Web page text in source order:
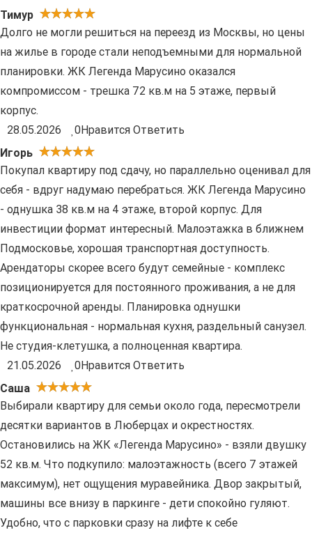
Тимур
Долго не могли решиться на переезд из Москвы, но цены
на жилье в городе стали неподъемными для нормальной
планировки. ЖК Легенда Марусино оказался
компромиссом - трешка 72 кв.м на 5 этаже, первый
корпус.
28.05.2026
0Нравится Ответить
Игорь
Покупал квартиру под сдачу, но параллельно оценивал для
себя - вдруг надумаю перебраться. ЖК Легенда Марусино
- однушка 38 кв.м на 4 этаже, второй корпус. Для
инвестиции формат интересный. Малоэтажка в ближнем
Подмосковье, хорошая транспортная доступность.
Арендаторы скорее всего будут семейные - комплекс
позиционируется для постоянного проживания, а не для
краткосрочной аренды. Планировка однушки
функциональная - нормальная кухня, раздельный санузел.
Не студия-клетушка, а полноценная квартира.
21.05.2026
0Нравится Ответить
Саша
Выбирали квартиру для семьи около года, пересмотрели
десятки вариантов в Люберцах и окрестностях.
Остановились на ЖК «Легенда Марусино» - взяли двушку
52 кв.м. Что подкупило: малоэтажность (всего 7 этажей
максимум), нет ощущения муравейника. Двор закрытый,
машины все внизу в паркинге - дети спокойно гуляют.
Удобно, что с парковки сразу на лифте к себе